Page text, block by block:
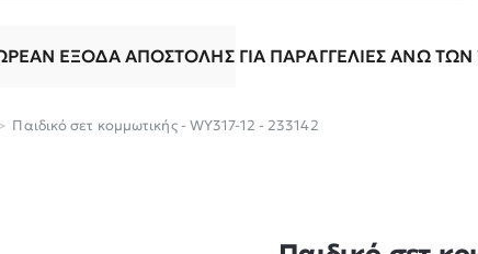
ΈΞΟΔΑ ΑΠΟΣΤΟΛΉΣ ΓΙΑ ΠΑΡΑΓΓΕΛΊΕΣ ΆΝΩ ΤΩΝ
Παιδικό σετ κομμωτικής - WY317-12 - 233142